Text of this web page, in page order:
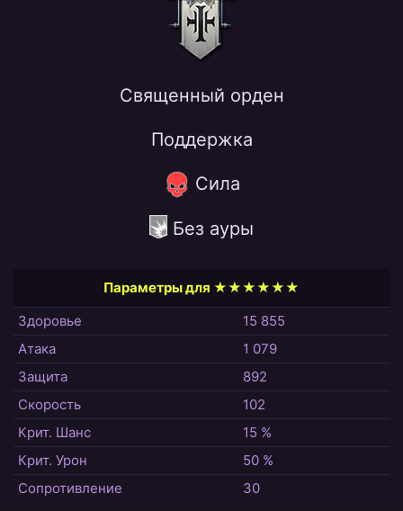
Священный орден
Поддержка
Сила
Без ауры
Параметры для ★★★★★★
Здоровье
15 855
Атака
1 079
Защита
892
Скорость
102
Крит. Шанс
15 %
Крит. Урон
50 %
Сопротивление
30